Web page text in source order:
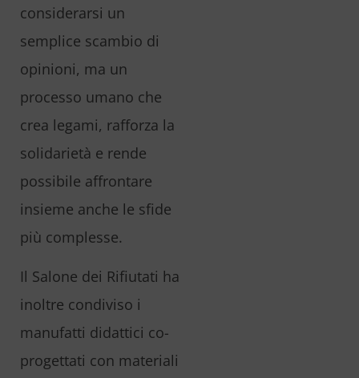
considerarsi un
semplice scambio di
opinioni, ma un
processo umano che
crea legami, rafforza la
solidarietà e rende
possibile affrontare
insieme anche le sfide
più complesse.
Il Salone dei Rifiutati ha
inoltre condiviso i
manufatti didattici co-
progettati con materiali